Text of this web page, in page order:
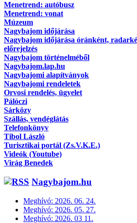
Menetrend: autóbusz
Menetrend: vonat
Múzeum
Nagybajom időjárása
Nagybajom időjárása óránként,
előrejelzés
Nagybajom történelméből
Nagybajom.lap.hu
Nagybajomi alapítványok
Nagybajomi rendeletek
Orvosi rendelés, ügyelet
Pálóczi
Sárközy
Szállás, vendéglátás
Telefonkönyv
Tibol László
Turisztikai portál (Zs.V.K.E.)
Videók (Youtube)
Virág Benedek
Nagybajom.hu
Meghívó: 2026. 06. 24.
Meghívó: 2026. 05. 27.
Meghívó: 2026. 03 11.